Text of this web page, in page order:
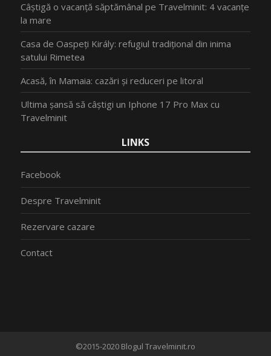
Câștigă o vacanță săptămânal pe Travelminit: 4 vacanțe
la mare
Casa de Oaspeți Király: refugiul tradițional din inima
satului Rimetea
Acasă, în Mamaia: cazări și reduceri pe litoral
Ultima șansă să câștigi un Iphone 17 Pro Max cu
Travelminit
LINKS
Facebook
Despre Travelminit
Rezervare cazare
Contact
©2015-2020 Blogul Travelminit.ro